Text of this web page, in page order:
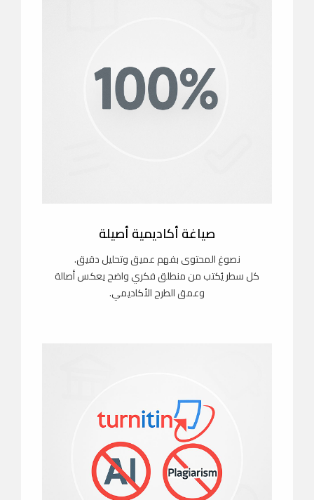
صياغة أكاديمية أصيلة
نصوغ المحتوى بفهم عميق وتحليل دقيق.
كل سطر يُكتب من منطلق فكري واضح يعكس أصالة
وعمق الطرح الأكاديمي.